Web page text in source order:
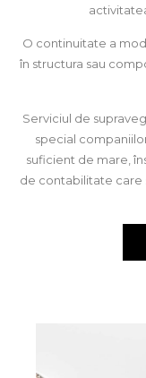
O continuitate a
în structura sau
Serviciul de
special
suficient de mare,
de contabilitate care